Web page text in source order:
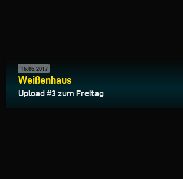
16.06.2017
Weißenhaus
Upload #3 zum Freitag